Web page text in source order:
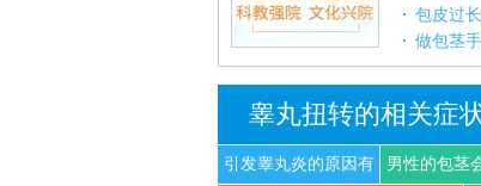
包皮过
做包茎
睾丸扭转的相关症
引发睾丸炎的原因有 男性的包茎